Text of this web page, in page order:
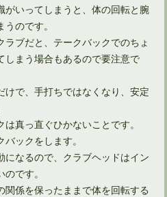
ボール位置を変えればOK！
がいってしまうと、体の回転と腕
のです。
ブだと、テークバックでのちょ
しまう場合もあるので要注意で
けで、手打ちではなくなり、安定
真っ直ぐひかないことです。
ックをします。
になるので、クラブヘッドはイン
です。
係を保ったままで体を回転する